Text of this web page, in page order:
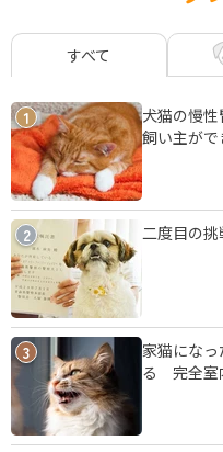
すべて
1
犬猫の慢
飼い主がで
2 二度目の挑
3
家猫にな
る 完全室